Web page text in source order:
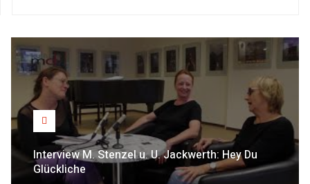
Interview M. Stenzel u. U. Jackwerth: Hey Du
Glückliche